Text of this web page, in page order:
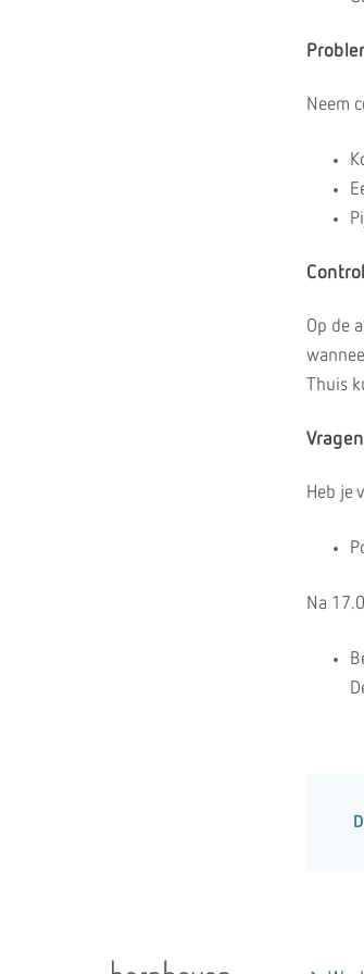
Neem
Op de
Thuis
Heb je
Na